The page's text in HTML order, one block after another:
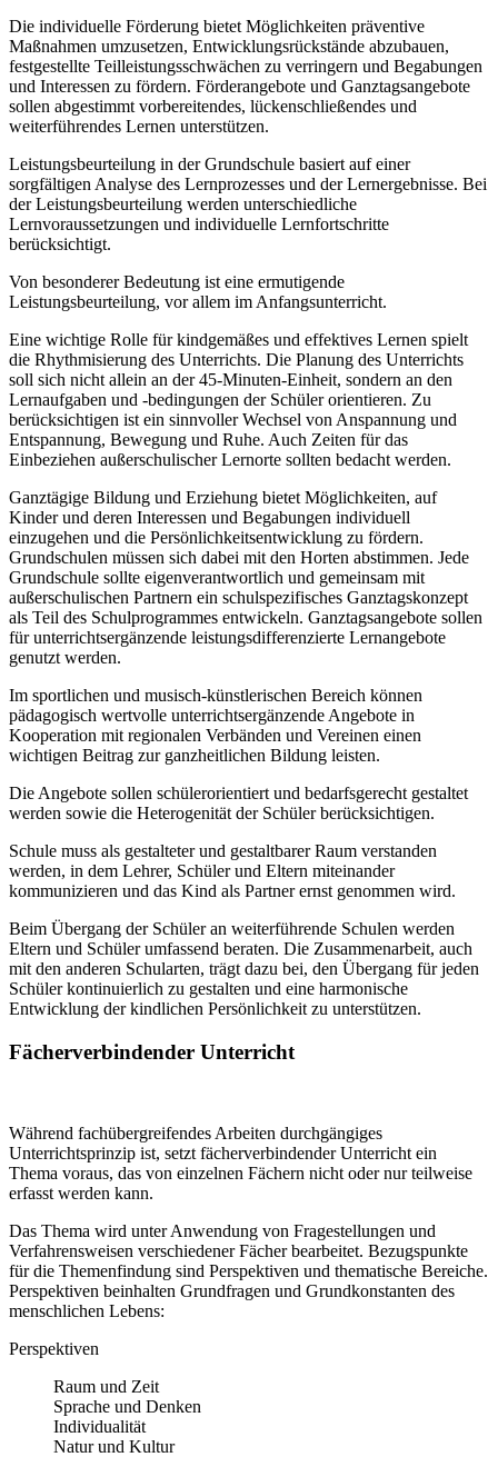
Die individuelle Förderung bietet Möglichkeiten präventive
Maßnahmen umzusetzen, Entwicklungsrückstände abzubauen,
festgestellte Teilleistungsschwächen zu verringern und Begabungen
und Interessen zu fördern. Förderangebote und Ganztagsangebote
sollen abgestimmt vorbereitendes, lückenschließendes und
weiterführendes Lernen unterstützen.
Leistungsbeurteilung in der Grundschule basiert auf einer
sorgfältigen Analyse des Lernprozesses und der Lernergebnisse. Bei
der Leistungsbeurteilung werden unterschiedliche
Lernvoraussetzungen und individuelle Lernfortschritte
berücksichtigt.
Von besonderer Bedeutung ist eine ermutigende
Leistungsbeurteilung, vor allem im Anfangsunterricht.
Eine wichtige Rolle für kindgemäßes und effektives Lernen spielt
die Rhythmisierung des Unterrichts. Die Planung des Unterrichts
soll sich nicht allein an der 45-Minuten-Einheit, sondern an den
Lernaufgaben und -bedingungen der Schüler orientieren. Zu
berücksichtigen ist ein sinnvoller Wechsel von Anspannung und
Entspannung, Bewegung und Ruhe. Auch Zeiten für das
Einbeziehen außerschulischer Lernorte sollten bedacht werden.
Ganztägige Bildung und Erziehung bietet Möglichkeiten, auf
Kinder und deren Interessen und Begabungen individuell
einzugehen und die Persönlichkeitsentwicklung zu fördern.
Grundschulen müssen sich dabei mit den Horten abstimmen. Jede
Grundschule sollte eigenverantwortlich und gemeinsam mit
außerschulischen Partnern ein schulspezifisches Ganztagskonzept
als Teil des Schulprogrammes entwickeln. Ganztagsangebote sollen
für unterrichtsergänzende leistungsdifferenzierte Lernangebote
genutzt werden.
Im sportlichen und musisch-künstlerischen Bereich können
pädagogisch wertvolle unterrichtsergänzende Angebote in
Kooperation mit regionalen Verbänden und Vereinen einen
wichtigen Beitrag zur ganzheitlichen Bildung leisten.
Die Angebote sollen schülerorientiert und bedarfsgerecht gestaltet
werden sowie die Heterogenität der Schüler berücksichtigen.
Schule muss als gestalteter und gestaltbarer Raum verstanden
werden, in dem Lehrer, Schüler und Eltern miteinander
kommunizieren und das Kind als Partner ernst genommen wird.
Beim Übergang der Schüler an weiterführende Schulen werden
Eltern und Schüler umfassend beraten. Die Zusammenarbeit, auch
mit den anderen Schularten, trägt dazu bei, den Übergang für jeden
Schüler kontinuierlich zu gestalten und eine harmonische
Entwicklung der kindlichen Persönlichkeit zu unterstützen.
Fächerverbindender Unterricht
Während fachübergreifendes Arbeiten durchgängiges
Unterrichtsprinzip ist, setzt fächerverbindender Unterricht ein
Thema voraus, das von einzelnen Fächern nicht oder nur teilweise
erfasst werden kann.
Das Thema wird unter Anwendung von Fragestellungen und
Verfahrensweisen verschiedener Fächer bearbeitet. Bezugspunkte
für die Themenfindung sind Perspektiven und thematische Bereiche.
Perspektiven beinhalten Grundfragen und Grundkonstanten des
menschlichen Lebens:
Perspektiven
Raum und Zeit
Sprache und Denken
Individualität
Natur und Kultur